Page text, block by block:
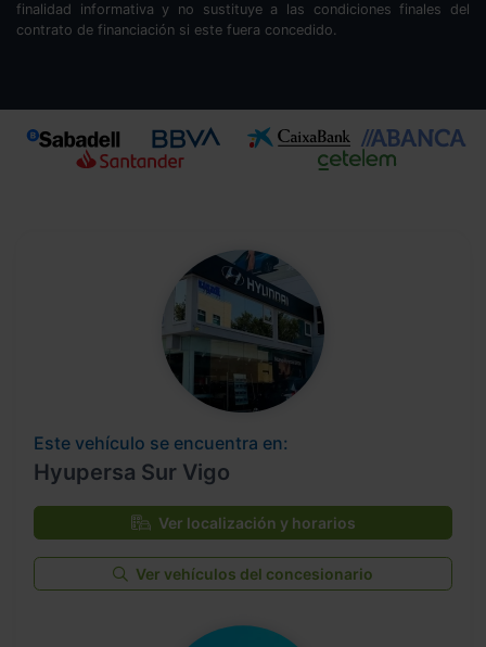
finalidad informativa y no sustituye a las condiciones finales del
contrato de financiación si este fuera concedido.
Este vehículo se encuentra en:
Hyupersa Sur Vigo
Ver localización y horarios
Ver vehículos del concesionario